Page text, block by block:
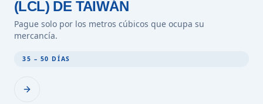
(LCL) DE TAIWÁN
Pague solo por los metros cúbicos que ocupa su
mercancía.
35 – 50 DÍAS